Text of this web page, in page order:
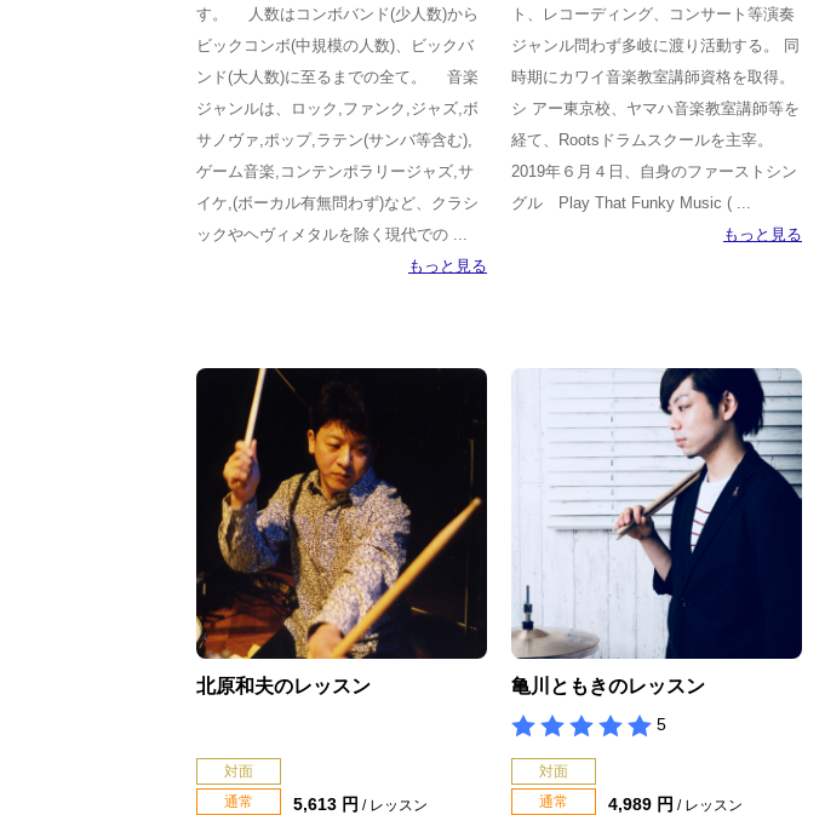
す。 人数はコンボバンド(少人数)から
ビックコンボ(中規模の人数)、ビックバ
ンド(大人数)に至るまでの全て。 音楽
ジャンルは、ロック,ファンク,ジャズ,ボ
サノヴァ,ポップ,ラテン(サンバ等含む),
ゲーム音楽,コンテンポラリージャズ,サ
イケ,(ボーカル有無問わず)など、クラシ
ックやヘヴィメタルを除く現代での ...
もっと見る
ト、レコーディング、コンサート等演奏
ジャンル問わず多岐に渡り活動する。 同
時期にカワイ音楽教室講師資格を取得。
シ アー東京校、ヤマハ音楽教室講師等を
経て、Rootsドラムスクールを主宰。
2019年６月４日、自身のファーストシン
グル Play That Funky Music ( ...
もっと見る
北原和夫のレッスン
対面
通常
5,613 円 / レッスン
亀川ともきのレッスン
5
対面
通常
4,989 円 / レッスン